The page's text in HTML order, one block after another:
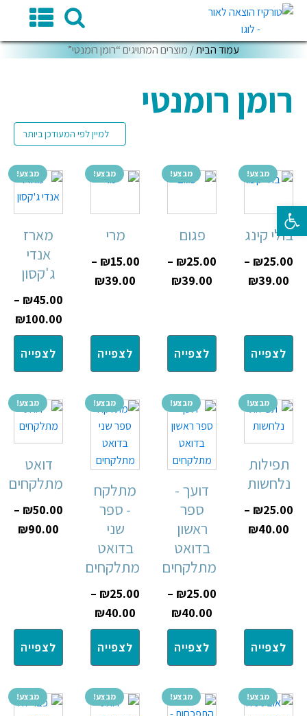
עמוד הבית/ מוצרים המתויגים “רומן רומנטי”
רומן רומנטי
מבצע!
בולי קינג
₪25.00
–
₪39.00
לצפייה
מבצע!
פגום
₪25.00
–
₪39.00
לצפייה
מבצע!
מרי
₪15.00
–
₪39.00
לצפייה
מבצע!
מארז
אנדי
ג'קסון
₪45.00
–
₪100.00
לצפייה
מבצע!
תפילות
נלחשות
₪25.00
–
₪40.00
לצפייה
מבצע!
דועך -
ספר
ראשון
בדואט
מתלקחים
₪25.00
–
₪40.00
לצפייה
מבצע!
מתלקח
- ספר
שני
בדואט
מתלקחים
₪25.00
–
₪40.00
לצפייה
מבצע!
דואט
מתלקחים
₪50.00
–
₪90.00
לצפייה
מבצע! מבצע! מבצע! מבצע!
פתח סרגל נגישות